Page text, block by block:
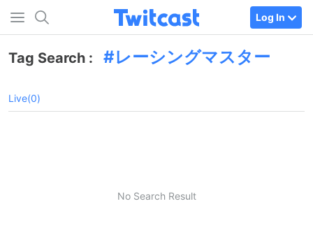
Log In
Tag Search : レーシングマスター
Live(0)
No Search Result